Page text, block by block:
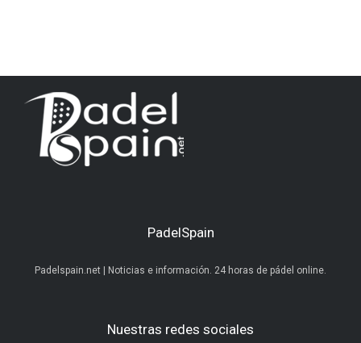
PadelSpain
Padelspain.net | Noticias e información. 24 horas de pádel online.
Nuestras redes sociales